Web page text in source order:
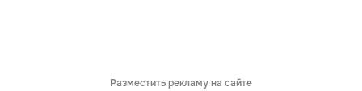
Разместить рекламу на сайте